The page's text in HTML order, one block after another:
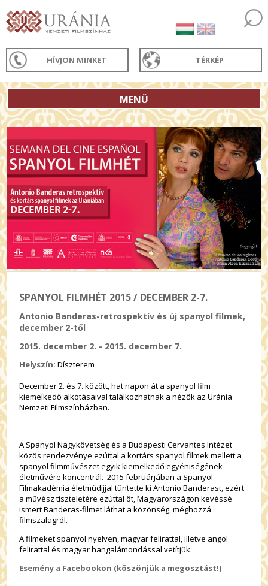
HÍVJON MINKET TÉRKÉP
MENÜ
SPANYOL FILMHÉT 2015 / DECEMBER 2-7.
Antonio Banderas-retrospektív és új spanyol filmek,
december 2-től
2015. december 2. - 2015. december 7.
Helyszín:Díszterem
December 2. és 7. között, hat napon át a spanyol film
kiemelkedő alkotásaival találkozhatnak a nézők az Uránia
Nemzeti Filmszínházban.
A Spanyol Nagykövetség és a Budapesti Cervantes Intézet
közös rendezvénye ezúttal a kortárs spanyol filmek mellett a
spanyol filmművészet egyik kiemelkedő egyéniségének
életművére koncentrál. 2015 februárjában a Spanyol
Filmakadémia életműdíjjal tüntette ki Antonio Banderast, ezért
a művész tiszteletére ezúttal öt, Magyarországon kevéssé
ismert Banderas-filmet láthat a közönség, méghozzá
filmszalagról.
A filmeket spanyol nyelven, magyar felirattal, illetve angol
felirattal és magyar hangalámondással vetítjük.
Esemény a Facebookon (köszönjük a megosztást!)